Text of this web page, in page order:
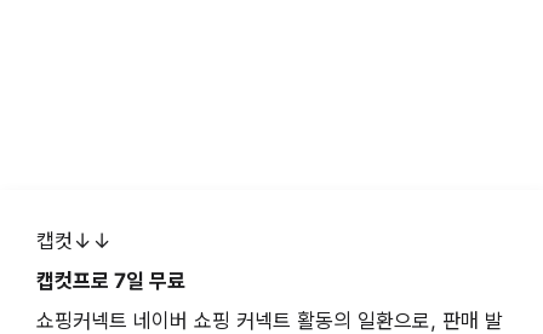
캡컷↓↓
캡컷프로 7일 무료
쇼핑커넥트 네이버 쇼핑 커넥트 활동의 일환으로, 판매 발